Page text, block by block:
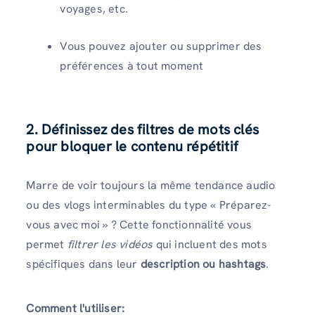
voyages, etc.
Vous pouvez ajouter ou supprimer des
préférences à tout moment
2. Définissez des filtres de mots clés
pour bloquer le contenu répétitif
Marre de voir toujours la même tendance audio
ou des vlogs interminables du type « Préparez-
vous avec moi » ? Cette fonctionnalité vous
permet filtrer les vidéos qui incluent des mots
spécifiques dans leur description ou hashtags.
Comment l'utiliser: